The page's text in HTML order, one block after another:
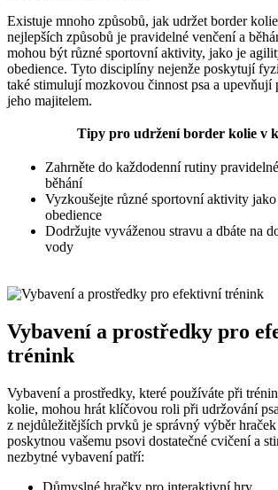
Existuje mnoho způsobů, jak udržet border
nejlepších způsobů je pravidelné venčení a
mohou být různé sportovní aktivity, jako je
obedience. Tyto disciplíny nejenže poskytují
také stimulují mozkovou činnost psa a upevňují
jeho majitelem.
Tipy pro udržení border kolie v
Zahrněte do každodenní rutiny
běhání
Vyzkoušejte různé sportovní aktivity
obedience
Dodržujte vyváženou stravu a dbáte na
vody
Vybavení a prostředky pro
trénink
Vybavení a prostředky, které používáte při
kolie, mohou hrát klíčovou roli při udržování
z nejdůležitějších prvků je správný výběr
poskytnou vašemu psovi dostatečné cvičení a
nezbytné vybavení patří: